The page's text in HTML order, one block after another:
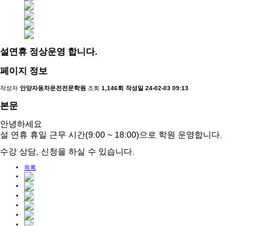
설연휴 정상운영 합니다.
페이지 정보
작성자 안양자동차운전전문학원 조회 1,146회 작성일 24-02-03 09:13
본문
안녕하세요
설 연휴 휴일 근무 시간(9:00 ~ 18:00)으로 학원 운영합니다.
수강 상담, 신청을 하실 수 있습니다.
목록